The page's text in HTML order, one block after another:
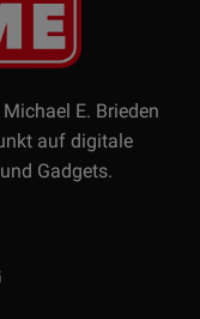
E. Brieden
auf digitale
Gadgets.